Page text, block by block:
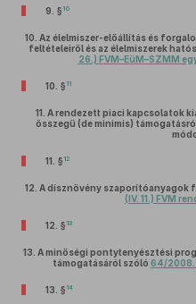
9. § 10
10. Az élelmiszer-előállítás és
feltételeiről és az élelmiszerek
26.) FVM–EüM–SZMM
10. § 11
11. A rendezett piaci kapcsolatok
összegű (de minimis)
11. § 12
12. A dísznövény szaporítóanyagok
(IV. 11.) FVM
12. § 13
13. A minőségi pontytenyésztési
támogatásáról szóló 64/2008.
13. § 14